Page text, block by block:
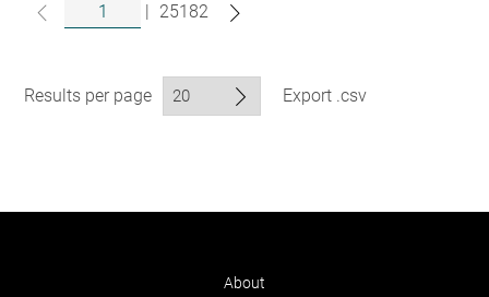
| 25182
Results per page Export .csv
About